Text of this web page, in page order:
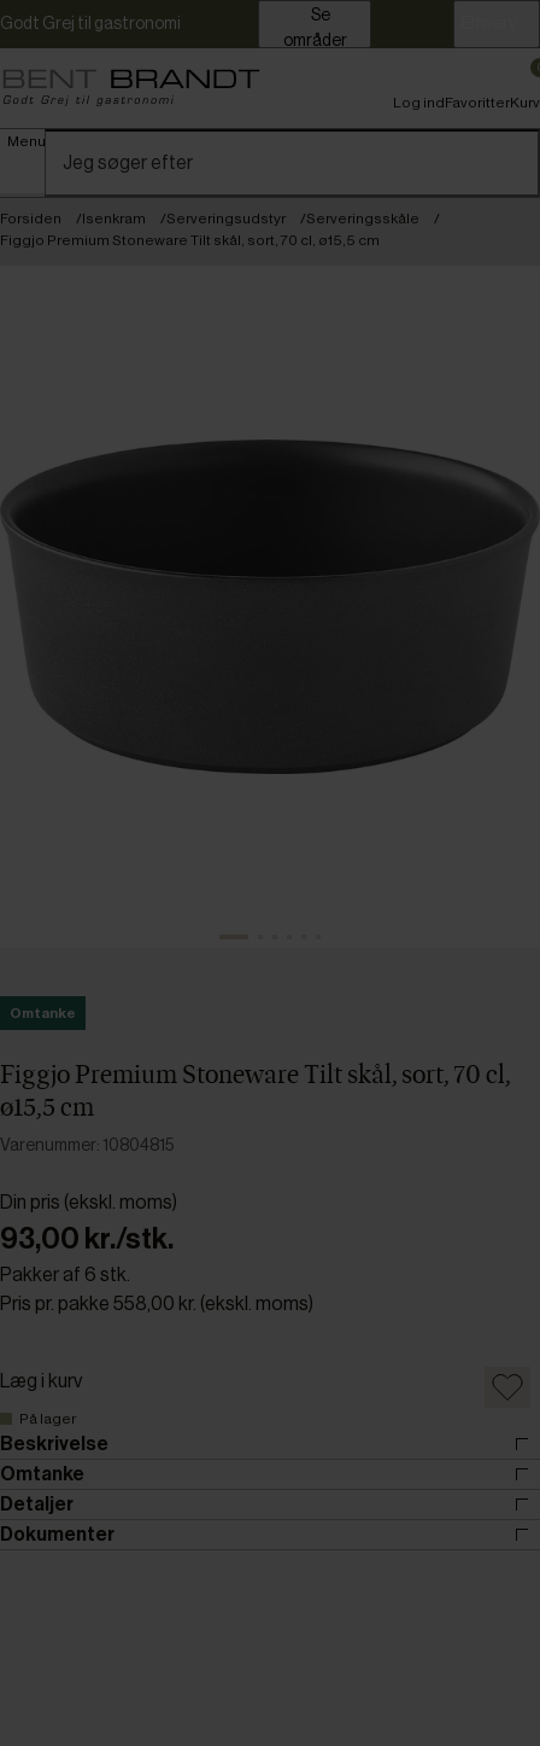
Godt Grej til gastronomi
områder
Menu
Log indFavoritterKurv
Forsiden Isenkram Serveringsudstyr
Serveringsskåle
Figgjo Premium Stoneware Tilt skål, sort, 70 cl, ø15,5 cm
Omtanke
Figgjo Premium Stoneware Tilt skål, sort, 70 cl,
ø15,5 cm
Varenummer: 10804815
Din pris (ekskl. moms)
93,00 kr./stk.
Pakker af 6 stk.
Pris pr. pakke 558,00 kr. (ekskl. moms)
Læg i kurv
På lager
Beskrivelse
Omtanke
Detaljer
Dokumenter